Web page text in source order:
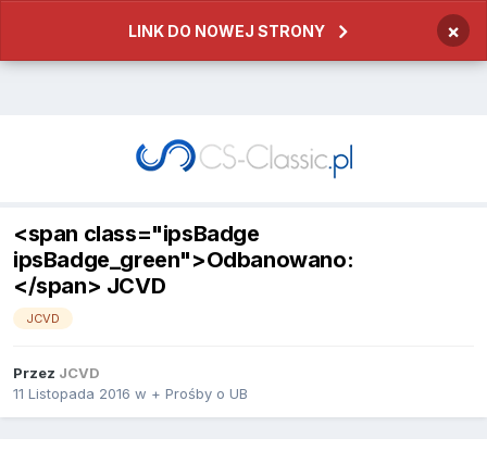
LINK DO NOWEJ STRONY ×
<span class="ipsBadge
ipsBadge_green">Odbanowano:
</span> JCVD
JCVD
Przez JCVD
11 Listopada 2016 w + Prośby o UB